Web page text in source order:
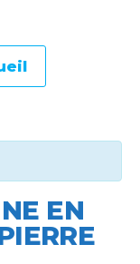
EN